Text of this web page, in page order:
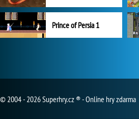
Prince of Persia 1
© 2004 - 2026 Superhry.cz ® - Online hry zdarma